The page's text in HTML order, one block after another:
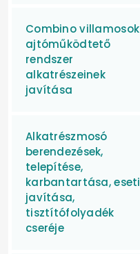
Combino villamosok
ajtóműködtető
rendszer
alkatrészeinek
javítása
Alkatrészmosó
berendezések,
telepítése,
karbantartása, eseti
javítása,
tisztítófolyadék
cseréje